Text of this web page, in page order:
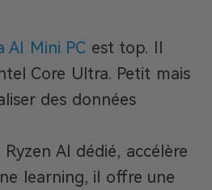
AI Mini PC est top. Il
Core Ultra. Petit mais
des données
AI dédié, accélère
learning, il offre une